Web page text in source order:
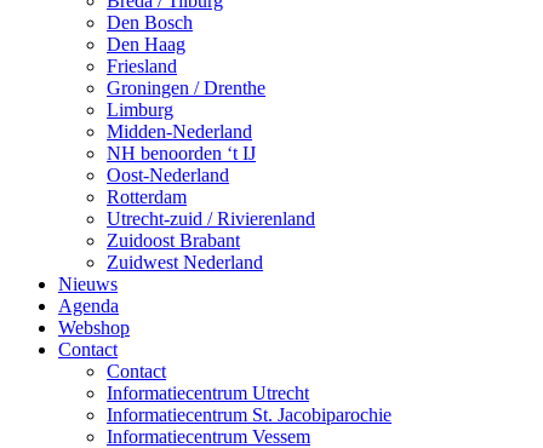
Den Bosch
Den Haag
Friesland
Groningen / Drenthe
Limburg
Midden-Nederland
NH benoorden ‘t IJ
Oost-Nederland
Rotterdam
Utrecht-zuid / Rivierenland
Zuidoost Brabant
Zuidwest Nederland
Nieuws
Agenda
Webshop
Contact
Contact
Informatiecentrum Utrecht
Informatiecentrum St. Jacobiparochie
Informatiecentrum Vessem